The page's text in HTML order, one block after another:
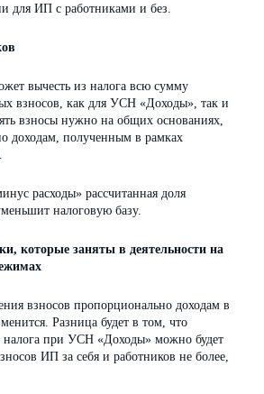
для ИП с работниками и без.
вычесть из налога всю сумму
взносов, как для УСН «Доходы», так и
взносы нужно на общих основаниях,
доходам, полученным в рамках
расходы» рассчитанная доля
налоговую базу.
которые заняты в деятельности на
взносов пропорционально доходам в
Разница будет в том, что
налога при УСН «Доходы» можно будет
ИП за себя и работников не более,